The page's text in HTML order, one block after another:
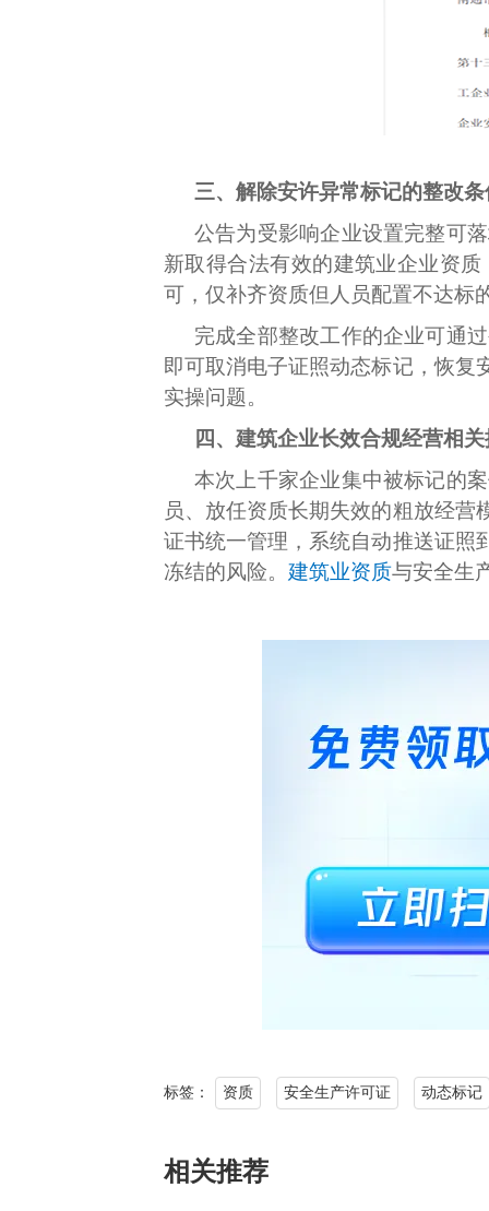
三、解除安许异常标记的整改
公告为受影响企业设置完整可
新取得合法有效的建筑业企业资
可，仅补齐资质但人员配置不达标
完成全部整改工作的企业可通
即可取消电子证照动态标记，恢复
实操问题。
四、建筑企业长效合规经营相
本次上千家企业集中被标记的
员、放任资质长期失效的粗放经营
证书统一管理，系统自动推送证照
冻结的风险。 建筑业资质与安全生
标签： 资质 安全生产许可证 动态标记
相关推荐